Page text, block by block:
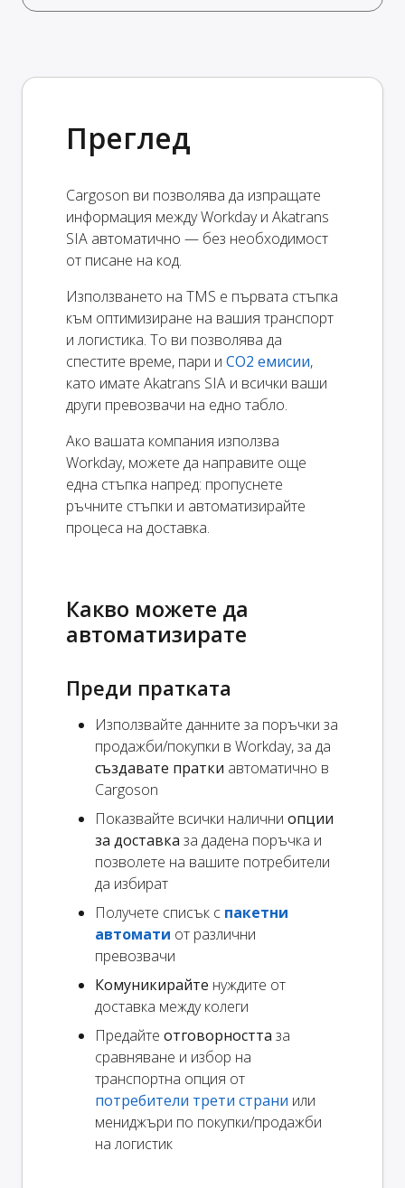
Преглед
Cargoson ви позволява да изпращате
информация между Workday и Akatrans
SIA автоматично — без необходимост
от писане на код.
Използването на TMS е първата стъпка
към оптимизиране на вашия транспорт
и логистика. То ви позволява да
спестите време, пари и CO2 емисии,
като имате Akatrans SIA и всички ваши
други превозвачи на едно табло.
Ако вашата компания използва
Workday, можете да направите още
една стъпка напред: пропуснете
ръчните стъпки и автоматизирайте
процеса на доставка.
Какво можете да
автоматизирате
Преди пратката
Използвайте данните за поръчки за
продажби/покупки в Workday, за да
създавате пратки автоматично в
Cargoson
Показвайте всички налични опции
за доставка за дадена поръчка и
позволете на вашите потребители
да избират
Получете списък с пакетни
автомати от различни
превозвачи
Комуникирайте нуждите от
доставка между колеги
Предайте отговорността за
сравняване и избор на
транспортна опция от
потребители трети страни или
мениджъри по покупки/продажби
на логистик